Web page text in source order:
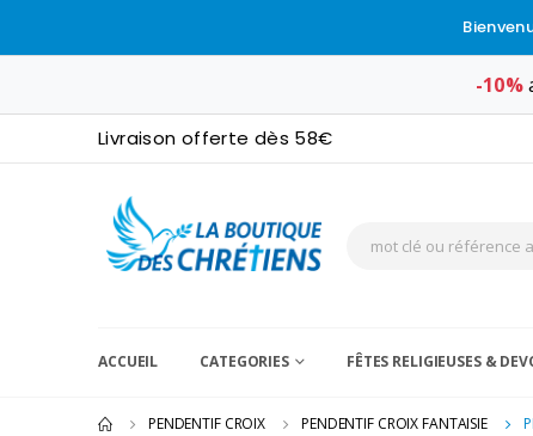
-10%
Livraison offerte dès 58€
ACCUEIL CATEGORIES FÊTES RELIGIEUSES &
PENDENTIF CROIX PENDENTIF CROIX FANTAISIE